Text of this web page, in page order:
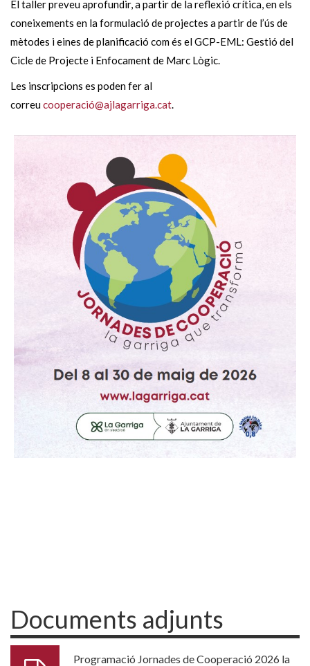
El taller preveu aprofundir, a partir de la reflexió crítica, en els
coneixements en la formulació de projectes a partir de l’ús de
mètodes i eines de planificació com és el GCP-EML: Gestió del
Cicle de Projecte i Enfocament de Marc Lògic.
Les inscripcions es poden fer al
correucooperació@ajlagarriga.cat.
Documents adjunts
Programació Jornades de Cooperació 2026 la